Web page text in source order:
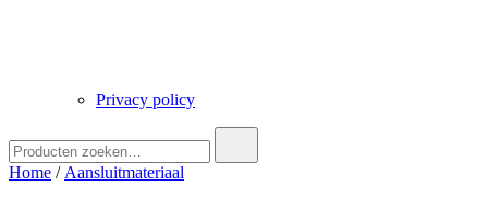
Privacy policy
naar:
Home / Aansluitmateriaal